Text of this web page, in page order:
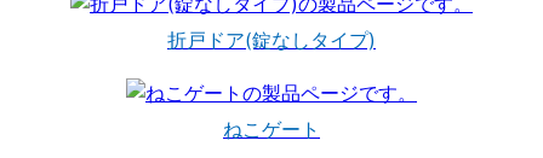
折戸ドア(錠なしタイプ)
ねこゲート